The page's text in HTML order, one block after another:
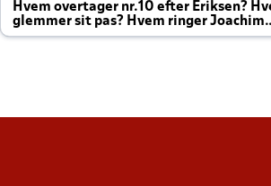
Hvem overtager nr.10 efter Eriksen?
glemmer sit pas? Hvem ringer Joachim
altid til efter kampe?